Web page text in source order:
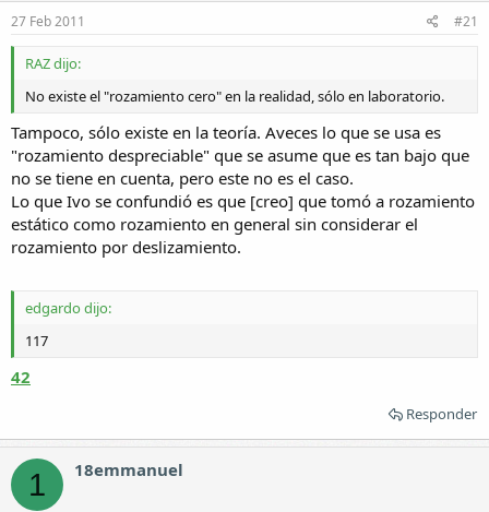
27 Feb 2011 #21
RAZ dijo:
No existe el "rozamiento cero" en la realidad, sólo en laboratorio.
Tampoco, sólo existe en la teoría. Aveces lo que se usa es
"rozamiento despreciable" que se asume que es tan bajo que
no se tiene en cuenta, pero este no es el caso.
Lo que Ivo se confundió es que [creo] que tomó a rozamiento
estático como rozamiento en general sin considerar el
rozamiento por deslizamiento.
edgardo dijo:
117
42
Responder
1 18emmanuel